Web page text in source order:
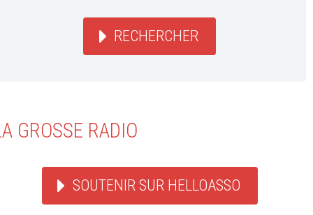
RECHERCHER
GROSSE RADIO
SOUTENIR SUR HELLOASSO